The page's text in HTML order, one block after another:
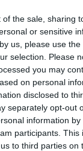
of the sale, sharing
or sensitive
us, please use
selection. Please
you may
on personal
disclosed to
separately opt-out
information
participants.
to third parties on
követően a
ráadást, szintén
társulatát
Viktor